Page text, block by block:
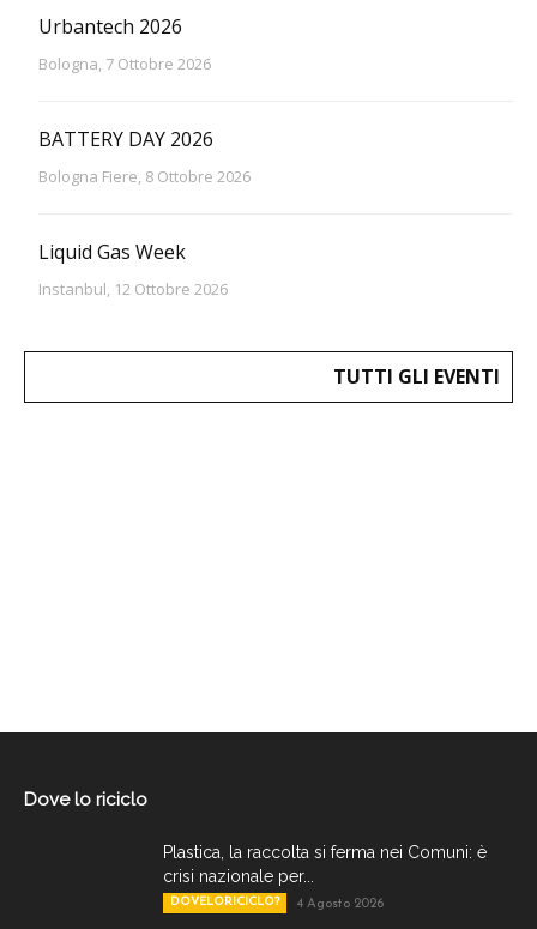
Urbantech 2026
Bologna, 7 Ottobre 2026
BATTERY DAY 2026
Bologna Fiere, 8 Ottobre 2026
Liquid Gas Week
Instanbul, 12 Ottobre 2026
TUTTI GLI EVENTI
Dove lo riciclo
Plastica, la raccolta si ferma nei Comuni: è
crisi nazionale per...
DOVELORICICLO? 4 Agosto 2026